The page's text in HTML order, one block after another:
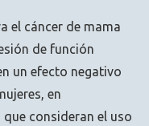
el cáncer de mama
de función
un efecto negativo
en
consideran el uso